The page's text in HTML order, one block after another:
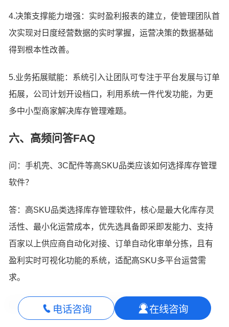
4.决策支撑能力增强：实时盈利报表的建立，使管理团队首
次实现对日度经营数据的实时掌握，运营决策的数据基础
得到根本性改善。
5.业务拓展赋能：系统引入让团队可专注于平台发展与订单
拓展，公司计划开设档口，利用系统一件代发功能，为更
多中小型商家解决库存管理难题。
六、高频问答FAQ
问：手机壳、3C配件等高SKU品类应该如何选择库存管理
软件？
答：高SKU品类选择库存管理软件，核心是最大化库存灵
活性、最小化运营成本，优先选具备即采即发能力、支持
百家以上供应商自动化对接、订单自动化审单分拣，且有
盈利实时可视化功能的系统，适配高SKU多平台运营需
求。
问：电商企业如何通过即采即发模式降低库存压力？
电话咨询 在线咨询